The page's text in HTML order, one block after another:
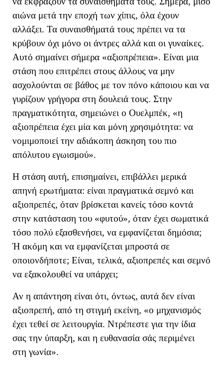
αιώνα μετά την εποχή των χίπις, όλα έχουν
αλλάξει. Τα συναισθήματά τους πρέπει να τα
κρύβουν όχι μόνο οι άντρες αλλά και οι γυναίκες.
Αυτό σημαίνει σήμερα «αξιοπρέπεια». Είναι μια
στάση που επιτρέπει στους άλλους να μην
ασχολούνται σε βάθος με τον πόνο κάποιου και να
γυρίζουν γρήγορα στη δουλειά τους. Στην
πραγματικότητα, σημειώνει ο Ουελμπέκ, «η
αξιοπρέπεια έχει μία και μόνη χρησιμότητα: να
νομιμοποιεί την αδιάκοπη άσκηση του πιο
απόλυτου εγωισμού».
Η στάση αυτή, επισημαίνει, επιβάλλει μερικά
απηνή ερωτήματα: είναι πραγματικά σεμνό και
αξιοπρεπές, όταν βρίσκεται κανείς τόσο κοντά
στην κατάσταση του «φυτού», όταν έχει σωματικά
τόσο πολύ εξασθενήσει, να εμφανίζεται δημόσια;
Ή ακόμη και να εμφανίζεται μπροστά σε
οποιονδήποτε; Είναι, τελικά, αξιοπρεπές και σεμνό
να εξακολουθεί να υπάρχει;
Αν η απάντηση είναι ότι, όντως, αυτά δεν είναι
αξιοπρεπή, από τη στιγμή εκείνη, «ο μηχανισμός
έχει τεθεί σε λειτουργία. Ντρέπεστε για την ίδια
σας την ύπαρξη, και η ευθανασία σάς περιμένει
στη γωνία».